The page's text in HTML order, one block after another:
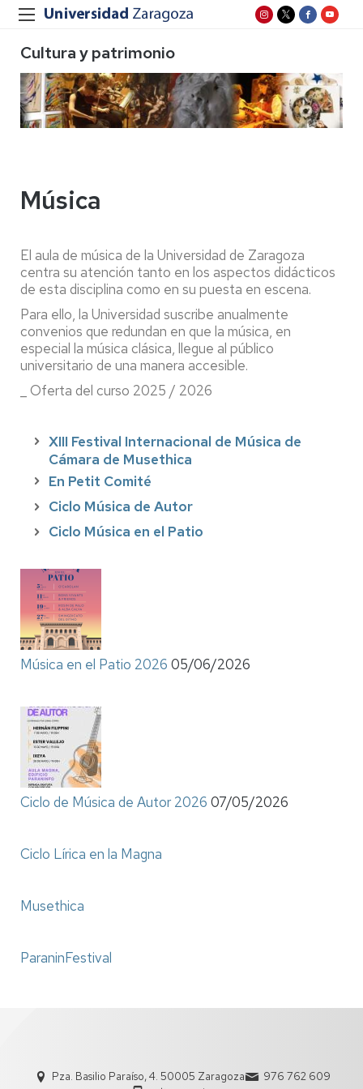
Cultura y patrimonio
Música
El aula de música de la Universidad de Zaragoza
centra su atención tanto en los aspectos didácticos
de esta disciplina como en su puesta en escena.
Para ello, la Universidad suscribe anualmente
convenios que redundan en que la música, en
especial la música clásica, llegue al público
universitario de una manera accesible.
_ Oferta del curso 2025 / 2026
XIII Festival Internacional de Música de
Cámara de Musethica
En Petit Comité
Ciclo Música de Autor
Ciclo Música en el Patio
Música en el Patio 2026 05/06/2026
Ciclo de Música de Autor 2026 07/05/2026
Ciclo Lírica en la Magna
Musethica
ParaninFestival
Pza. Basilio Paraíso, 4. 50005 Zaragoza
976 762 609